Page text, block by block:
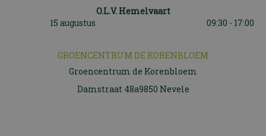
O.L.V. Hemelvaart
15 augustus
09:30 - 17:00
GROENCENTRUM DE KORENBLOEM
Groencentrum de Korenbloem
Damstraat 48a9850 Nevele